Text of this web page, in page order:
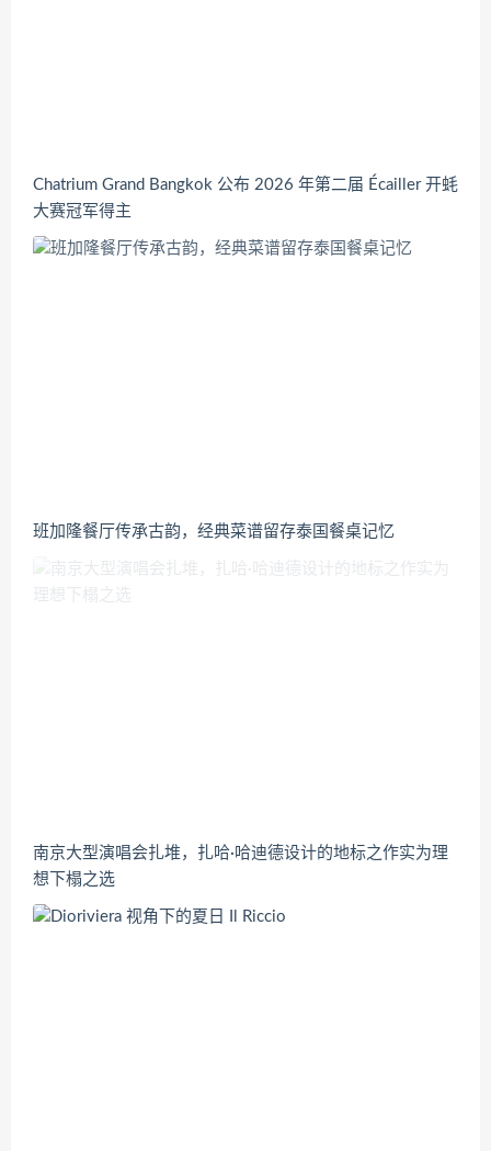
Chatrium Grand Bangkok 公布 2026 年第二届 Écailler 开蚝
大赛冠军得主
班加隆餐厅传承古韵，经典菜谱留存泰国餐桌记忆
南京大型演唱会扎堆，扎哈·哈迪德设计的地标之作实为理
想下榻之选